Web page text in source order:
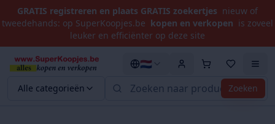
GRATIS registreren en plaats GRATIS zoekertjes nieuw of
tweedehands: op SuperKoopjes.be kopen en verkopen is zoveel
leuker en efficiënter op deze site
Alle categorieën Zoeken
🇳🇱